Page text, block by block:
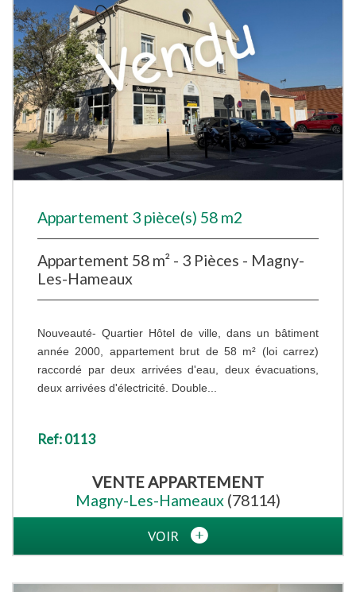
Appartement 3 pièce(s) 58 m2
Appartement 58 m² - 3 Pièces - Magny-
Les-Hameaux
Nouveauté- Quartier Hôtel de ville, dans un bâtiment
année 2000, appartement brut de 58 m² (loi carrez)
raccordé par deux arrivées d'eau, deux évacuations,
deux arrivées d'électricité. Double...
Ref: 0113
VENTEAPPARTEMENT
Magny-Les-Hameaux (78114)
VOIR